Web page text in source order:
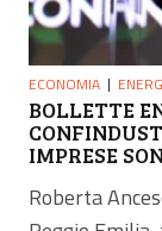
ECONOMIA
BOLLETTE
IMPRESE
Roberta